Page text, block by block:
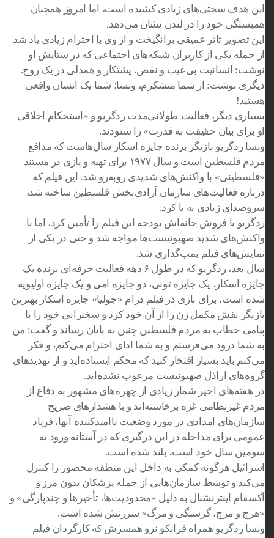
این هدف سختی‌های زیادی کشیده است، اما امروز همچنان
همبستگی خود را در لندن نشان می‌دهد.
این تصویر تاثر عمیقی برانگیخت و از وی با احترام زیادی یاد شد
از جمله یکی از کاربران شبکه‌های اجتماعی که در ستایش او
نوشت: انسانیت بی‌عیب و نقص، پشتکار و همدلی در یک روح.
دیگری نوشت: از شما متشکرم، ونسا؛ شما یک انسان واقعی
هستید!
بسیاری دیگر، فعالیت طولانی‌مدت ردگریو و «استحکام اخلاقی
او برای بیان حقیقت به قدرت» را ستودند.
ونسا ردگریو بازیگر برنده جایزه اسکار سال‌هاست که مدافع
مردم فلسطین است و سال ۱۹۷۷ برای تهیه و بازی در مستند
«فلسطینی» با واکنش‌های شدیدی روبه‌رو شد. این فیلم که
درباره فعالیت‌های سازمان آزادی‌بخش فلسطین ساخته شد،
سروصدای زیادی به پا کرد.
ردگریو با فروش خانه‌اش بودجه این فیلم را تأمین کرد، اما با
واکنش‌های شدید صهیونیست‌ها مواجه شد و حتی در یکی از
نمایش‌های فیلم بمب‌گذاری شد.
سال بعد، ردگریو که در طول ۶ دهه فعالیت حرفه‌ای برنده یک
جایزه اسکار، یک جایزه تونی، دو جایزه امی و یک جایزه اولیویه
شده است، برای بازی در فیلم درام «جولیا» جایزه اسکار بهترین
بازیگر نقش مکمل زن را از آن خود کرد و سخنرانی خود را با
پیامی خطاب به مردم فلسطین چنین به پایان رساند و گفت: من
به شما درود می‌فرستم و به شما ادای احترام می‌کنم، و فکر
می‌کنم باید بسیار افتخار کنید که محکم ایستاده‌اید و از تهدیدهای
گروه‌های اراذل صهیونیست مرعوب نشده‌اید.
در هفته‌های اخیر شمار زیادی از چهره‌های مشهور به دفاع از
مردم غیرنظامی غزه برخاسته‌اند و با هشدارهای صریح
سازمان‌های امدادی در مورد وضعیت ناامیدکننده آنها، فریاد
عمومی برای مداخله در این درگیری که در آستانه ورود به
سومین سال خود است، بلند شده است.
اسرائیل هرگونه کمکی به داخل این منطقه محصور را کنترل
می‌کند و توسط سازمان‌هایی از جمله پزشکان بدون مرز و
آکسفام اینترنشنال به دلیل «محدودیت‌ها، تأخیرها و چندپارگی» و
«هرج و مرج، گرسنگی و مرگ» سرزنش شده است.
ونسا ردگریو همراه فرانکو نرو همسرش که کارگردان فیلم